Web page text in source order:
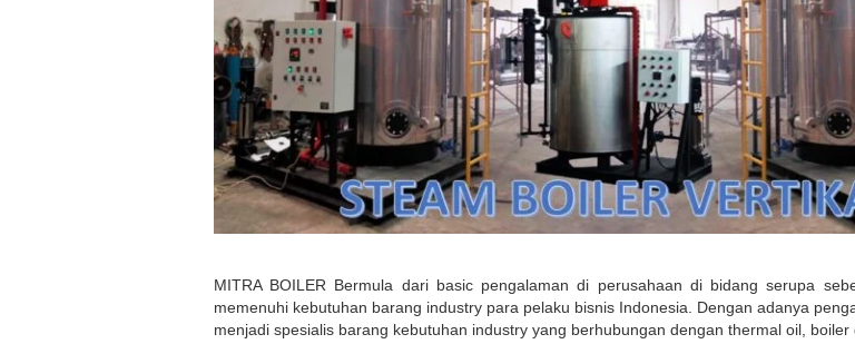
MITRA BOILER Bermula dari basic pengalaman di perusahaan di bidang serupa
memenuhi kebutuhan barang industry para pelaku bisnis Indonesia. Dengan adanya
menjadi spesialis barang kebutuhan industry yang berhubungan dengan thermal oil,